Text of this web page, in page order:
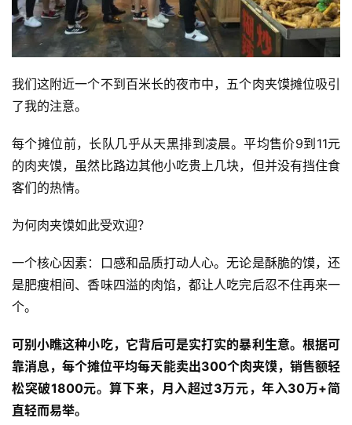
我们这附近一个不到百米长的夜市中，五个肉夹馍摊位吸引
了我的注意。
每个摊位前，长队几乎从天黑排到凌晨。平均售价9到11元
的肉夹馍，虽然比路边其他小吃贵上几块，但并没有挡住食
客们的热情。
为何肉夹馍如此受欢迎？
一个核心因素：口感和品质打动人心。无论是酥脆的馍，还
是肥瘦相间、香味四溢的肉馅，都让人吃完后忍不住再来一
个。
可别小瞧这种小吃，它背后可是实打实的暴利生意。根据可
靠消息，每个摊位平均每天能卖出300个肉夹馍，销售额轻
松突破1800元。算下来，月入超过3万元，年入30万+简
直轻而易举。